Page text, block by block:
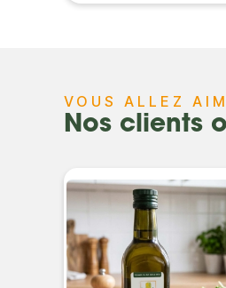
VOUS ALLEZ
Nos clients